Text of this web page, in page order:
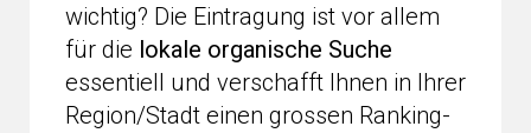
wichtig? Die Eintragung ist vor allem
für die lokale organische Suche
essentiell und verschafft Ihnen in Ihrer
Region/Stadt einen grossen Ranking-